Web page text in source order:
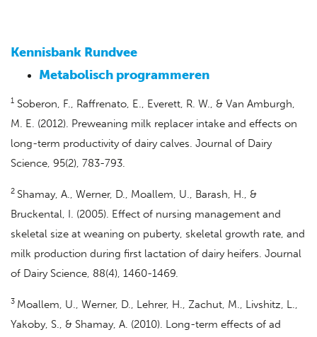
Kennisbank Rundvee
Metabolisch programmeren
1 Soberon, F., Raffrenato, E., Everett, R. W., & Van Amburgh,
M. E. (2012). Preweaning milk replacer intake and effects on
long-term productivity of dairy calves. Journal of Dairy
Science, 95(2), 783-793.
2 Shamay, A., Werner, D., Moallem, U., Barash, H., &
Bruckental, I. (2005). Effect of nursing management and
skeletal size at weaning on puberty, skeletal growth rate, and
milk production during first lactation of dairy heifers. Journal
of Dairy Science, 88(4), 1460-1469.
3 Moallem, U., Werner, D., Lehrer, H., Zachut, M., Livshitz, L.,
Yakoby, S., & Shamay, A. (2010). Long-term effects of ad